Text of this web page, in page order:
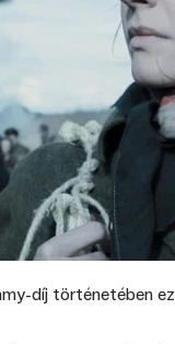
díj történetében